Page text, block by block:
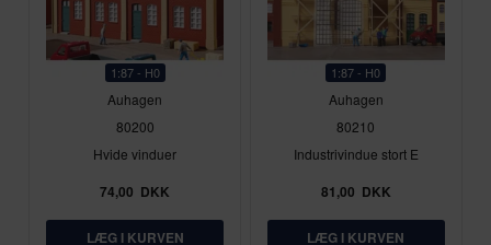
1:87 - H0
Auhagen
80200
Hvide vinduer
74,00 DKK
1:87 - H0
Auhagen
80210
Industrivindue stort E
81,00 DKK